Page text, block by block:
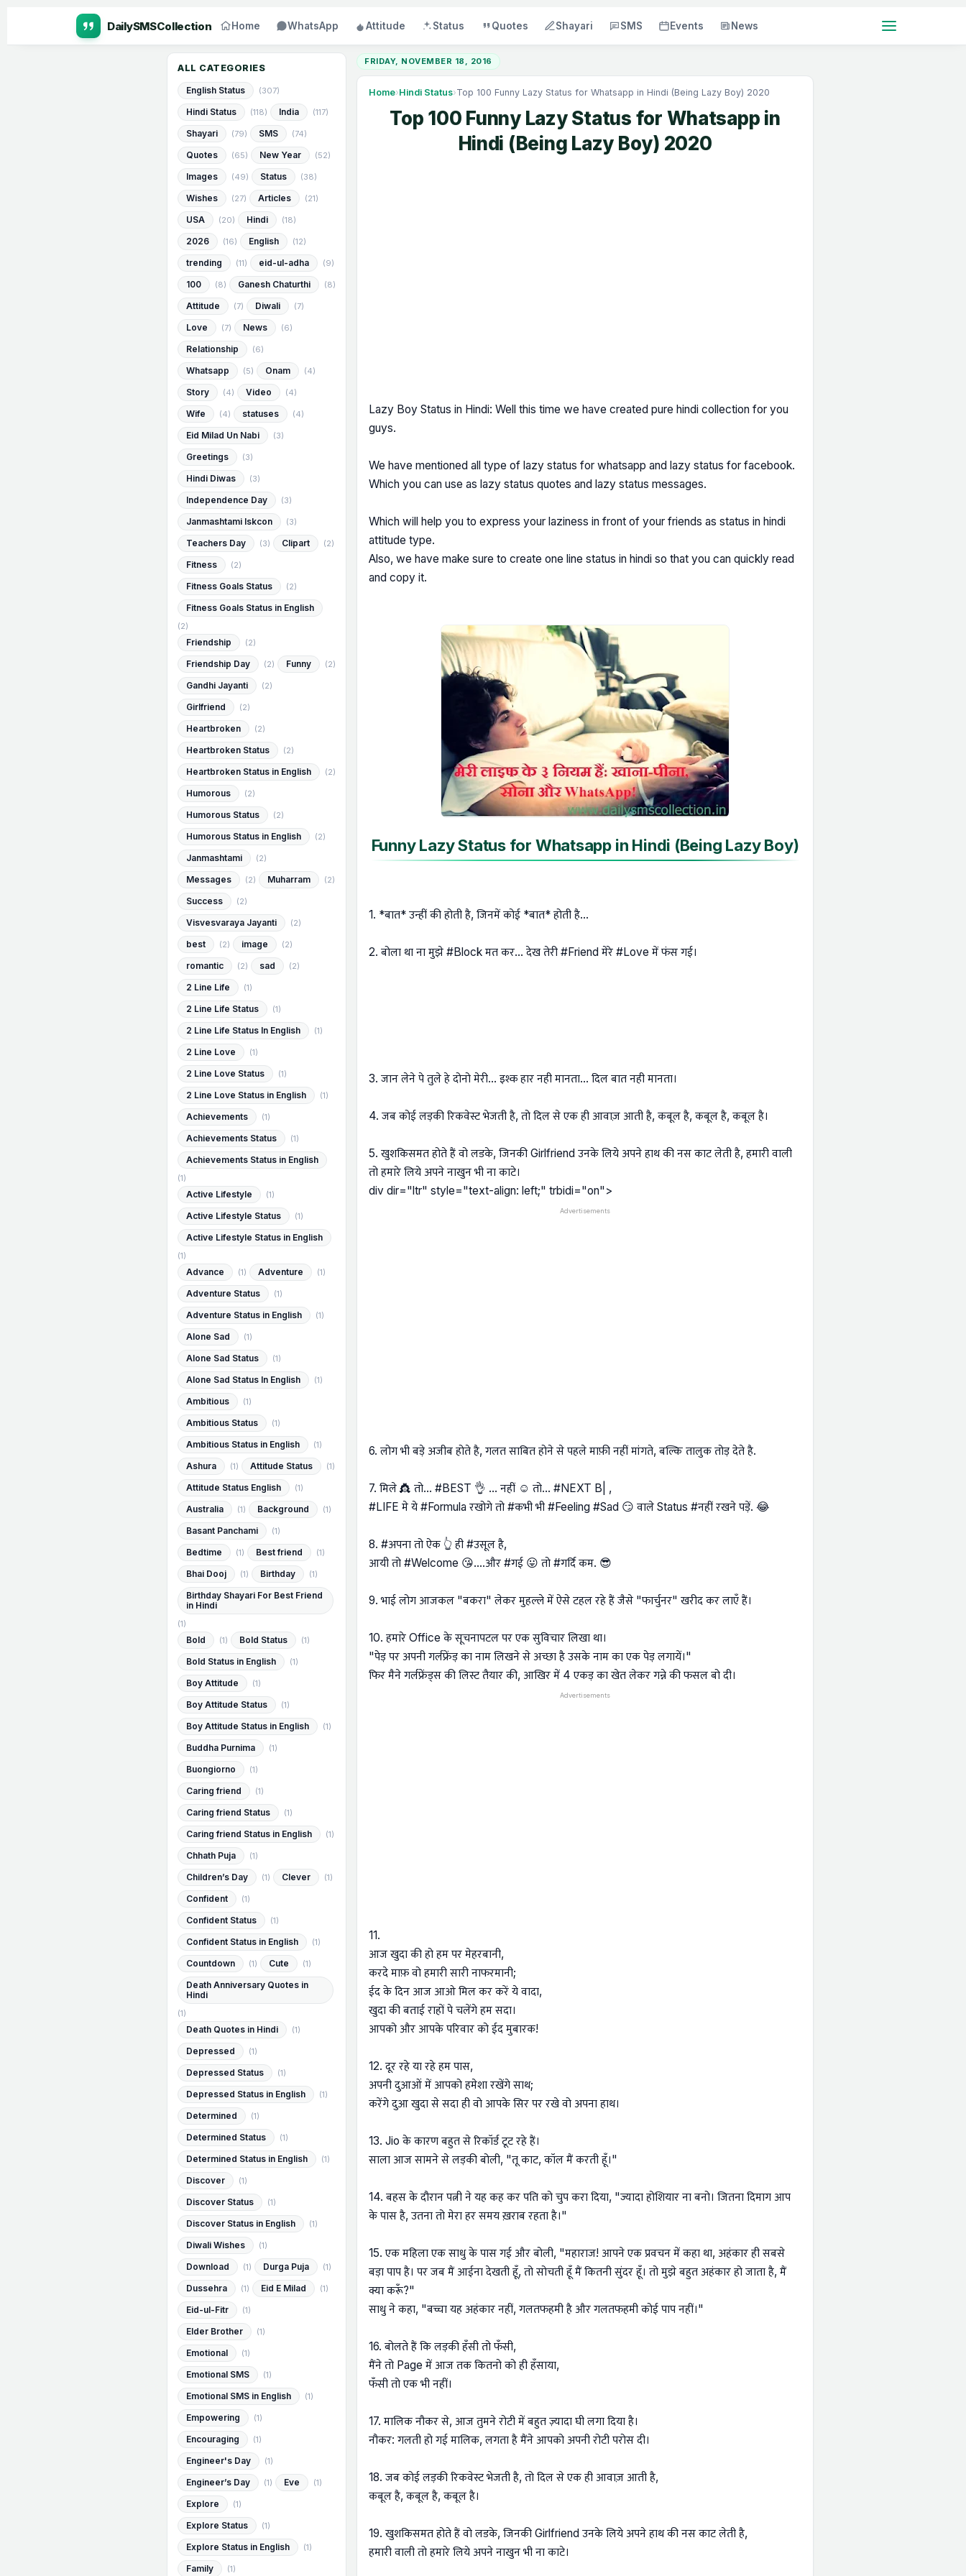
Home WhatsApp Attitude Status Quotes Shayari SMS Events News
FRIDAY, NOVEMBER 18, 2016
Home›Hindi Status›Top 100 Funny Lazy Status for Whatsapp in Hindi (Being Lazy Boy) 2020
Top 100 Funny Lazy Status for Whatsapp in
Hindi (Being Lazy Boy) 2020
Lazy Boy Status in Hindi: Well this time we have created pure hindi collection for you
guys.
We have mentioned all type of lazy status for whatsapp and lazy status for facebook.
Which you can use as lazy status quotes and lazy status messages.
Which will help you to express your laziness in front of your friends as status in hindi
attitude type.
Also, we have make sure to create one line status in hindi so that you can quickly read
and copy it.
Funny Lazy Status for Whatsapp in Hindi (Being Lazy Boy)
1. *बात* उन्हीं की होती है, जिनमें कोई *बात* होती है...
2. बोला था ना मुझे #Block मत कर… देख तेरी #Friend मेरे #Love में फंस गई।
3. जान लेने पे तुले हे दोनो मेरी... इश्क हार नही मानता... दिल बात नही मानता।
4. जब कोई लड़की रिकवेस्ट भेजती है, तो दिल से एक ही आवाज़ आती है, कबूल है, कबूल है, कबूल है।
5. खुशकिसमत होते हैं वो लडके, जिनकी Girlfriend उनके लिये अपने हाथ की नस काट लेती है, हमारी वाली
तो हमारे लिये अपने नाखुन भी ना काटे।
div dir="ltr" style="text-align: left;" trbidi="on">
Advertisements
6. लोग भी बड़े अजीब होते है, गलत साबित होने से पहले माफ़ी नहीं मांगते, बल्कि तालुक तोड़ देते है.
7. मिले 👸 तो… #BEST 👌 … नहीं ☺ तो… #NEXT B| ,
#LIFE मे ये #Formula रखोगे तो #कभी भी #Feeling #Sad 😏 वाले Status #नहीं रखने पड़ें. 😂
8. #अपना तो ऐक 👆 ही #उसूल है,
आयी तो #Welcome 😘....और #गई 😛 तो #गर्दि कम. 😎
9. भाई लोग आजकल "बकरा" लेकर मुहल्ले में ऐसे टहल रहे हैं जैसे "फार्चुनर" खरीद कर लाएँ हैं।
10. हमारे Office के सूचनापटल पर एक सुविचार लिखा था।
"पेड़ पर अपनी गर्लफ्रेंड़ का नाम लिखने से अच्छा है उसके नाम का एक पेड़ लगायें।"
फिर मैने गर्लफ्रेंड्स की लिस्ट तैयार की, आखिर में 4 एकड़ का खेत लेकर गन्ने की फसल बो दी।
Advertisements
11.
आज खुदा की हो हम पर मेहरबानी,
करदे माफ़ वो हमारी सारी नाफरमानी;
ईद के दिन आज आओ मिल कर करें ये वादा,
खुदा की बताई राहों पे चलेंगे हम सदा।
आपको और आपके परिवार को ईद मुबारक!
12. दूर रहे या रहे हम पास,
अपनी दुआओं में आपको हमेशा रखेंगे साथ;
करेंगे दुआ खुदा से सदा ही वो आपके सिर पर रखे वो अपना हाथ।
13. Jio के कारण बहुत से रिकॉर्ड टूट रहे हैं।
साला आज सामने से लड़की बोली, "तू काट, कॉल मैं करती हूँ।"
14. बहस के दौरान पत्नी ने यह कह कर पति को चुप करा दिया, "ज्यादा होशियार ना बनो। जितना दिमाग आप
के पास है, उतना तो मेरा हर समय ख़राब रहता है।"
15. एक महिला एक साधु के पास गई और बोली, "महाराज! आपने एक प्रवचन में कहा था, अहंकार ही सबसे
बड़ा पाप है। पर जब मैं आईना देखती हूँ, तो सोचती हूँ मैं कितनी सुंदर हूँ। तो मुझे बहुत अहंकार हो जाता है, मैं
क्या करूँ?"
साधु ने कहा, "बच्चा यह अहंकार नहीं, गलतफहमी है और गलतफहमी कोई पाप नहीं।"
16. बोलते हैं कि लड़की हँसी तो फँसी,
मैंने तो Page में आज तक कितनो को ही हँसाया,
फँसी तो एक भी नहीं।
17. मालिक नौकर से, आज तुमने रोटी में बहुत ज़्यादा घी लगा दिया है।
नौकर: गलती हो गई मालिक, लगता है मैंने आपको अपनी रोटी परोस दी।
18. जब कोई लड़की रिकवेस्ट भेजती है, तो दिल से एक ही आवाज़ आती है,
कबूल है, कबूल है, कबूल है।
19. खुशकिसमत होते हैं वो लडके, जिनकी Girlfriend उनके लिये अपने हाथ की नस काट लेती है,
हमारी वाली तो हमारे लिये अपने नाखुन भी ना काटे।
ALL CATEGORIES
English Status (307)
Hindi Status (118) India (117)
Shayari (79) SMS (74)
Quotes (65) New Year (52)
Images (49) Status (38)
Wishes (27) Articles (21)
USA (20) Hindi (18)
2026 (16) English (12)
trending (11) eid-ul-adha (9)
100 (8) Ganesh Chaturthi (8)
Attitude (7) Diwali (7)
Love (7) News (6)
Relationship (6)
Whatsapp (5) Onam (4)
Story (4) Video (4)
Wife (4) statuses (4)
Eid Milad Un Nabi (3)
Greetings (3)
Hindi Diwas (3)
Independence Day (3)
Janmashtami Iskcon (3)
Teachers Day (3) Clipart (2)
Fitness (2)
Fitness Goals Status (2)
Fitness Goals Status in English
(2)
Friendship (2)
Friendship Day (2) Funny (2)
Gandhi Jayanti (2)
Girlfriend (2)
Heartbroken (2)
Heartbroken Status (2)
Heartbroken Status in English (2)
Humorous (2)
Humorous Status (2)
Humorous Status in English (2)
Janmashtami (2)
Messages (2) Muharram (2)
Success (2)
Visvesvaraya Jayanti (2)
best (2) image (2)
romantic (2) sad (2)
2 Line Life (1)
2 Line Life Status (1)
2 Line Life Status In English (1)
2 Line Love (1)
2 Line Love Status (1)
2 Line Love Status in English (1)
Achievements (1)
Achievements Status (1)
Achievements Status in English
(1)
Active Lifestyle (1)
Active Lifestyle Status (1)
Active Lifestyle Status in English
(1)
Advance (1) Adventure (1)
Adventure Status (1)
Adventure Status in English (1)
Alone Sad (1)
Alone Sad Status (1)
Alone Sad Status In English (1)
Ambitious (1)
Ambitious Status (1)
Ambitious Status in English (1)
Ashura (1) Attitude Status (1)
Attitude Status English (1)
Australia (1) Background (1)
Basant Panchami (1)
Bedtime (1) Best friend (1)
Bhai Dooj (1) Birthday (1)
Birthday Shayari For Best Friend
in Hindi
(1)
Bold (1) Bold Status (1)
Bold Status in English (1)
Boy Attitude (1)
Boy Attitude Status (1)
Boy Attitude Status in English (1)
Buddha Purnima (1)
Buongiorno (1)
Caring friend (1)
Caring friend Status (1)
Caring friend Status in English (1)
Chhath Puja (1)
Children’s Day (1) Clever (1)
Confident (1)
Confident Status (1)
Confident Status in English (1)
Countdown (1) Cute (1)
Death Anniversary Quotes in
Hindi
(1)
Death Quotes in Hindi (1)
Depressed (1)
Depressed Status (1)
Depressed Status in English (1)
Determined (1)
Determined Status (1)
Determined Status in English (1)
Discover (1)
Discover Status (1)
Discover Status in English (1)
Diwali Wishes (1)
Download (1) Durga Puja (1)
Dussehra (1) Eid E Milad (1)
Eid-ul-Fitr (1)
Elder Brother (1)
Emotional (1)
Emotional SMS (1)
Emotional SMS in English (1)
Empowering (1)
Encouraging (1)
Engineer's Day (1)
Engineer’s Day (1) Eve (1)
Explore (1)
Explore Status (1)
Explore Status in English (1)
Family (1)